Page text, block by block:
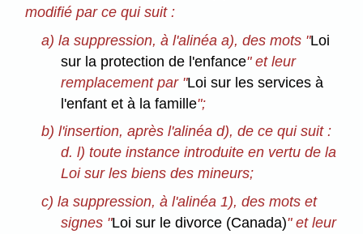
modifié par ce qui suit :
a) la suppression, à l'alinéa a), des mots "Loi
sur la protection de l'enfance" et leur
remplacement par "Loi sur les services à
l'enfant et à la famille";
b) l'insertion, après l'alinéa d), de ce qui suit :
d. l) toute instance introduite en vertu de la
Loi sur les biens des mineurs;
c) la suppression, à l'alinéa 1), des mots et
signes "Loi sur le divorce (Canada)" et leur